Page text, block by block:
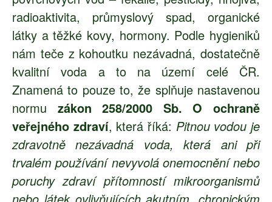
radioaktivita, průmyslový spad, organické
látky a těžké kovy, hormony. Podle hygieniků
nám teče z kohoutku nezávadná, dostatečně
kvalitní voda a to na území celé ČR.
Znamená to pouze to, že splňuje nastavenou
normu zákon 258/2000 Sb. O ochraně
veřejného zdraví, která říká: Pitnou vodou je
zdravotně nezávadná voda, která ani při
trvalém používání nevyvolá onemocnění nebo
poruchy zdraví přítomností mikroorganismů